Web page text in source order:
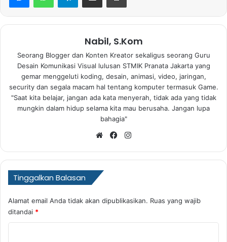
Nabil, S.Kom
Seorang Blogger dan Konten Kreator sekaligus seorang Guru
Desain Komunikasi Visual lulusan STMIK Pranata Jakarta yang
gemar menggeluti koding, desain, animasi, video, jaringan,
security dan segala macam hal tentang komputer termasuk Game.
"Saat kita belajar, jangan ada kata menyerah, tidak ada yang tidak
mungkin dalam hidup selama kita mau berusaha. Jangan lupa
bahagia"
WebsiteFacebook
Tinggalkan Balasan
Alamat email Anda tidak akan dipublikasikan. Ruas yang wajib
ditandai *